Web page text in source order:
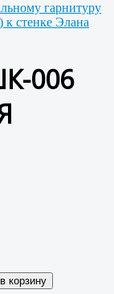
гарнитуру
стенке Элана
006